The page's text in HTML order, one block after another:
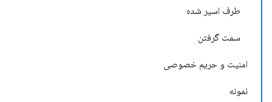
طرف اسیر شده
سمت گرفتن
امنیت و حریم خصوصی
نمونه